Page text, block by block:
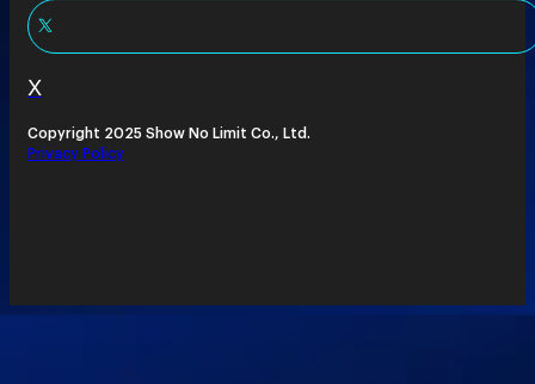
X
Copyright 2025 Show No Limit Co., Ltd.
Privacy Policy